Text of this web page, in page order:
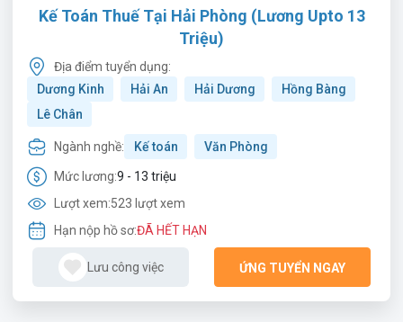
Kế Toán Thuế Tại Hải Phòng (Lương Upto 13
Triệu)
Địa điểm tuyển dụng:
Dương Kinh
Hải An Hải Dương
Hồng Bàng
Lê Chân
Ngành nghề: Kế toán Văn Phòng
Mức lương:9 - 13 triệu
Lượt xem:523 lượt xem
Hạn nộp hồ sơ:ĐÃ HẾT HẠN
Lưu công việc ỨNG TUYỂN NGAY